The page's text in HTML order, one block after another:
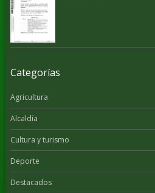
Categorías
Agricultura
Alcaldía
Cultura y turismo
Deporte
Destacados